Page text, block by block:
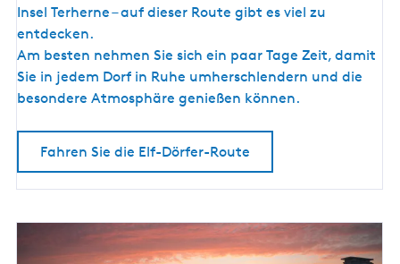
f
e
r
-
R
Insel Terherne – auf dieser Route gibt es viel zu
entdecken.
Am besten nehmen Sie sich ein paar Tage Zeit, damit
Sie in jedem Dorf in Ruhe umherschlendern und die
besondere Atmosphäre genießen können.
Fahren Sie die Elf-Dörfer-Route